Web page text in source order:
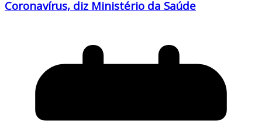
Coronavírus, diz Ministério da Saúde